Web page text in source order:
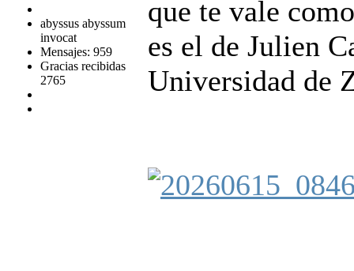
abyssus abyssum
invocat
Mensajes: 959
Gracias recibidas
2765
que te vale
es el de Julien
Universidad de